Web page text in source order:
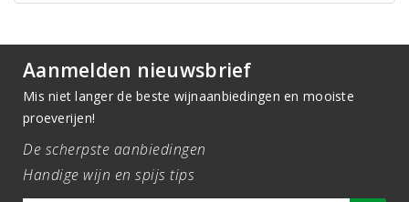
Aanmelden nieuwsbrief
Mis niet langer de beste wijnaanbiedingen en mooiste
proeverijen!
De scherpste aanbiedingen
Handige wijn en spijs tips